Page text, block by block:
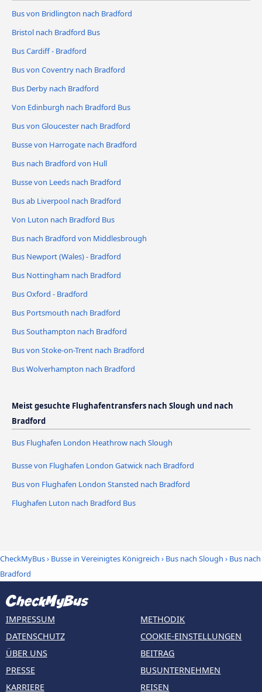
Bus von Bridlington nach Bradford
Bristol nach Bradford Bus
Bus Cardiff - Bradford
Bus von Coventry nach Bradford
Bus Derby nach Bradford
Von Edinburgh nach Bradford Bus
Bus von Gloucester nach Bradford
Busse von Harrogate nach Bradford
Bus nach Bradford von Hull
Busse von Leeds nach Bradford
Bus ab Liverpool nach Bradford
Von Luton nach Bradford Bus
Bus nach Bradford von Middlesbrough
Bus Newport (Wales) - Bradford
Bus Nottingham nach Bradford
Bus Oxford - Bradford
Bus Portsmouth nach Bradford
Bus Southampton nach Bradford
Bus von Stoke-on-Trent nach Bradford
Bus Wolverhampton nach Bradford
Meist gesuchte Flughafentransfers nach Slough und nach
Bradford
Bus Flughafen London Heathrow nach Slough
Busse von Flughafen London Gatwick nach Bradford
Bus von Flughafen London Stansted nach Bradford
Flughafen Luton nach Bradford Bus
CheckMyBus› Busse in Vereinigtes Königreich › Bus nach Slough › Bus nach
Bradford
IMPRESSUM
DATENSCHUTZ
ÜBER UNS
PRESSE
KARRIERE
METHODIK
COOKIE-EINSTELLUNGEN
BEITRAG
BUSUNTERNEHMEN
REISEN